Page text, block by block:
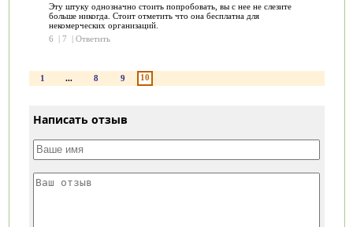
Эту штуку однозначно стоить попробовать, вы с нее не слезите
больше никогда. Стоит отметить что она бесплатна для
некомерческих организаций.
6
| 7 | Ответить
1 ... 8 9 10
Написать отзыв